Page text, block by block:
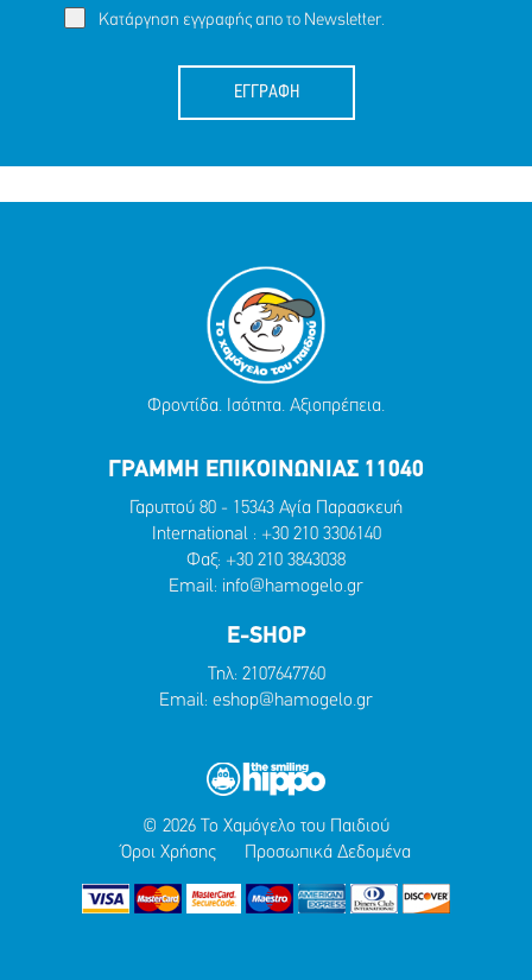
Κατάργηση εγγραφής απο το Newsletter.
ΕΓΓΡΑΦΗ
Φροντίδα. Ισότητα. Αξιοπρέπεια.
ΓΡΑΜΜΗ ΕΠΙΚΟΙΝΩΝΙΑΣ 11040
Γαρυττού 80 - 15343 Αγία Παρασκευή
International : +30 210 3306140
Φαξ: +30 210 3843038
Email: info@hamogelo.gr
E-SHOP
Τηλ: 2107647760
Email: eshop@hamogelo.gr
© 2026 Το Χαμόγελο του Παιδιού
Όροι Χρήσης
Προσωπικά Δεδομένα